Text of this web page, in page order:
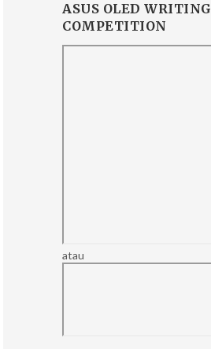
ASUS OLED WRITING
COMPETITION
atau